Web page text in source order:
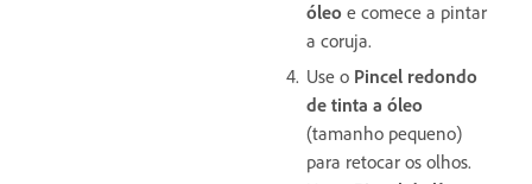
óleo e comece a pintar
a coruja.
Use o Pincel redondo
de tinta a óleo
(tamanho pequeno)
para retocar os olhos.